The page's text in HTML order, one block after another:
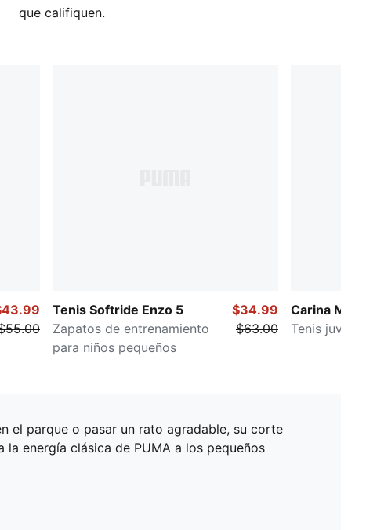
que califiquen.
Tenis Softride Enzo 5
Zapatos de entrenamiento
para niños pequeños
$34.99
$63.00
Carina Mia
Tenis
el parque o pasar un rato agradable, su corte
energía clásica de PUMA a los pequeños